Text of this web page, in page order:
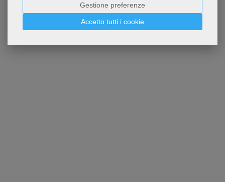
Accetto tutti i cookie
Gestione preferenze